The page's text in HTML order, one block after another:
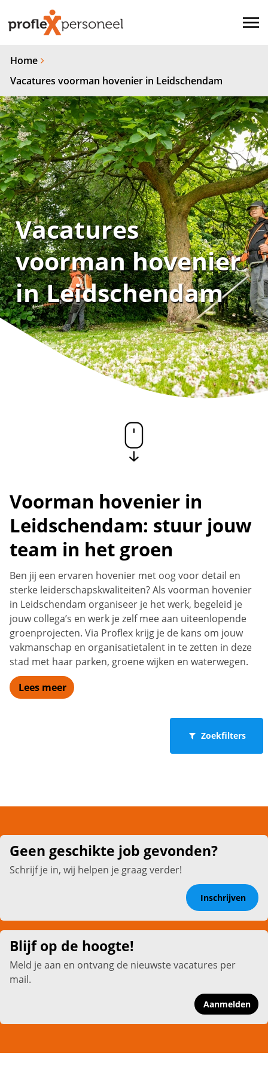
Home
Vacatures voorman hovenier in Leidschendam
Vacatures
voorman hovenier
in Leidschendam
Voorman hovenier in
Leidschendam: stuur jouw
team in het groen
Ben jij een ervaren hovenier met oog voor detail en
sterke leiderschapskwaliteiten? Als voorman hovenier
in Leidschendam organiseer je het werk, begeleid je
jouw collega’s en werk je zelf mee aan uiteenlopende
groenprojecten. Via Proflex krijg je de kans om jouw
vakmanschap en organisatietalent in te zetten in deze
stad met haar parken, groene wijken en waterwegen.
Lees meer
Zoekfilters
Geen geschikte job gevonden?
Schrijf je in, wij helpen je graag verder!
Inschrijven
Blijf op de hoogte!
Meld je aan en ontvang de nieuwste vacatures per
mail.
Aanmelden